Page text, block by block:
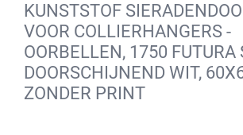
KUNSTSTOF
VOOR COLLIERHANGERS -
OORBELLEN, 1750 FUTURA
DOORSCHIJNEND WIT,
ZONDER PRINT